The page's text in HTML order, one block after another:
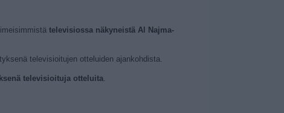
televisiossa näkyneistä Al Najma-
televisioitujen otteluiden ajankohdista.
televisioituja otteluita.